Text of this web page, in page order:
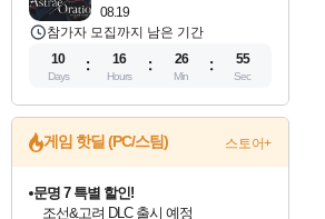
08.19
참가자 모집까지 남은 기간
10
Days
16
Hours
26
Min
54
Sec
게임 핫딜 (PC/스팀) 스토어+
문명 7 특별 할인!
조선&고려 DLC 출시 예정